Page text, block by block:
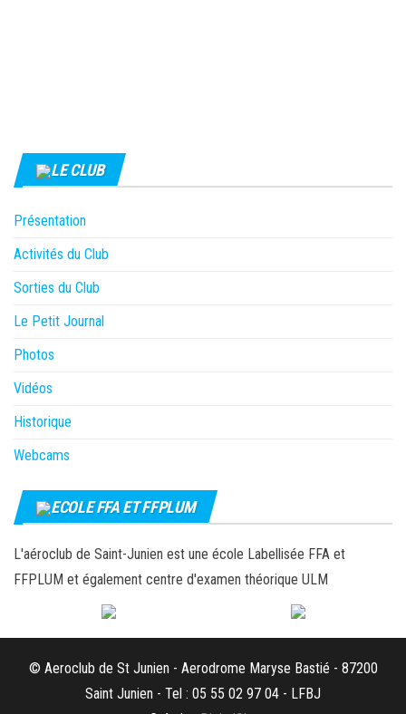
LE CLUB
Présentation
Activités du Club
Sorties du Club
Le Petit Journal
Photos
Vidéos
Historique
Webcams
ECOLE FFA ET FFPLUM
L'aéroclub de Saint-Junien est une école Labellisée FFA et
FFPLUM et également centre d'examen théorique ULM
© Aeroclub de St Junien - Aerodrome Maryse Bastié - 87200
Saint Junien - Tel : 05 55 02 97 04 - LFBJ